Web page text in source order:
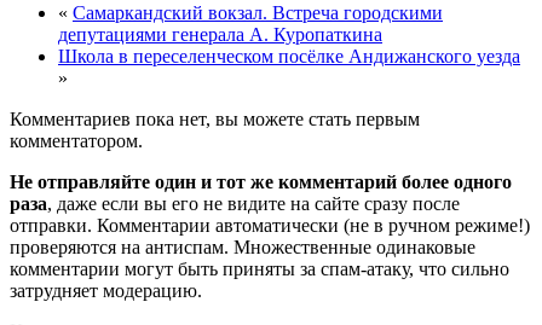
« Самаркандский вокзал. Встреча городскими
депутациями генерала А. Куропаткина
Школа в переселенческом посёлке Андижанского уезда
»
Комментариев пока нет, вы можете стать первым
комментатором.
Не отправляйте один и тот же комментарий более одного
раза, даже если вы его не видите на сайте сразу после
отправки. Комментарии автоматически (не в ручном режиме!)
проверяются на антиспам. Множественные одинаковые
комментарии могут быть приняты за спам-атаку, что сильно
затрудняет модерацию.